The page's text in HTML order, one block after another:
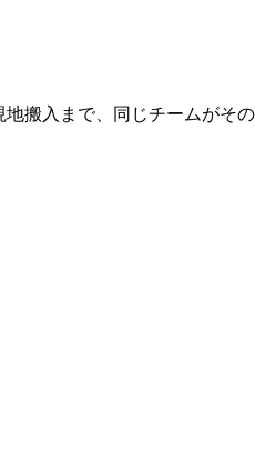
搬入まで、同じチームがその